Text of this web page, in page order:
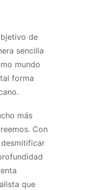
de
sencilla
mundo
forma
más
Con
que